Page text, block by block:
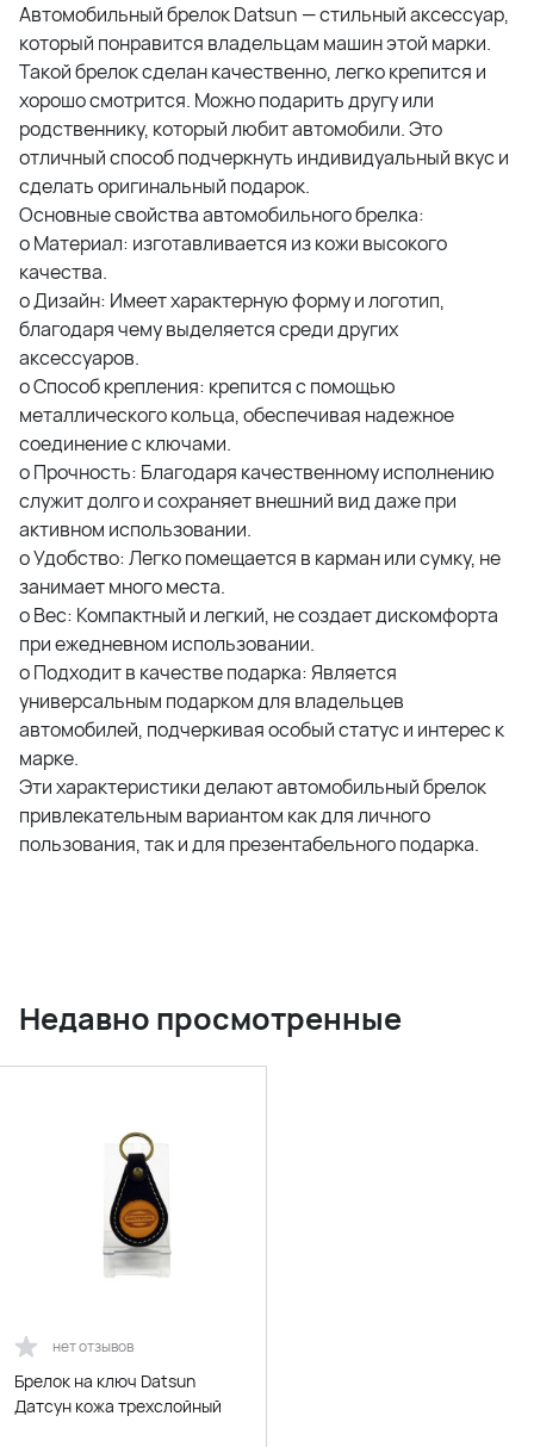
Автомобильный брелок Datsun — стильный аксессуар,
который понравится владельцам машин этой марки.
Такой брелок сделан качественно, легко крепится и
хорошо смотрится. Можно подарить другу или
родственнику, который любит автомобили. Это
отличный способ подчеркнуть индивидуальный вкус и
сделать оригинальный подарок.
Основные свойства автомобильного брелка:
o Материал: изготавливается из кожи высокого
качества.
o Дизайн: Имеет характерную форму и логотип,
благодаря чему выделяется среди других
аксессуаров.
o Способ крепления: крепится с помощью
металлического кольца, обеспечивая надежное
соединение с ключами.
o Прочность: Благодаря качественному исполнению
служит долго и сохраняет внешний вид даже при
активном использовании.
o Удобство: Легко помещается в карман или сумку, не
занимает много места.
o Вес: Компактный и легкий, не создает дискомфорта
при ежедневном использовании.
o Подходит в качестве подарка: Является
универсальным подарком для владельцев
автомобилей, подчеркивая особый статус и интерес к
марке.
Эти характеристики делают автомобильный брелок
привлекательным вариантом как для личного
пользования, так и для презентабельного подарка.
Недавно просмотренные
нет отзывов
Брелок на ключ Datsun
Датсун кожа трехслойный